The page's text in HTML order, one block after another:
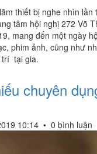
thiết bị nghe nhìn lần
tâm hội nghị 272 Võ
mang đến một ngày
phim ảnh, cũng như
trí tại gia.
chuyên
10:14 • 0 bình luận